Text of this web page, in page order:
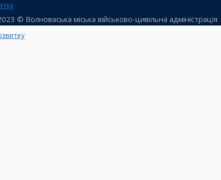
© Волноваська міська військово-цивільна адміністрація